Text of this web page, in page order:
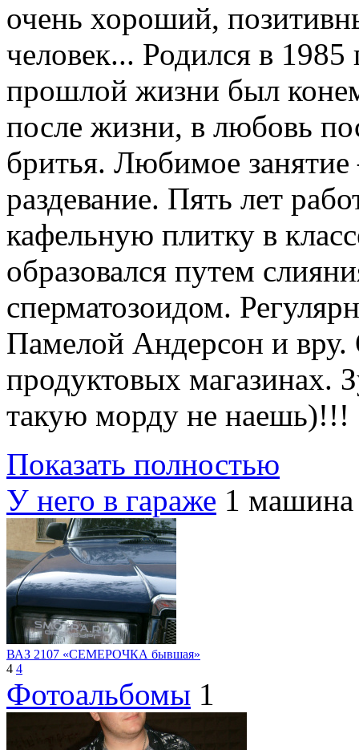
очень хороший,
человек... Родился в 1985
прошлой жизни был
после жизни, в любовь
бритья. Любимое
раздевание. Пять лет
кафельную плитку в
образовался путем
сперматозоидом.
Памелой Андерсон и вру.
продуктовых магазинах.
такую морду не наешь)!!!
Показать полностью
У него в гараже 1 машина
ВАЗ 2107 «СЕМЕРОЧКА бывшая»
4 4
Фотоальбомы 1